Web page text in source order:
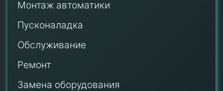
Монтаж автоматики
Пусконаладка
Обслуживание
Ремонт
Замена оборудования